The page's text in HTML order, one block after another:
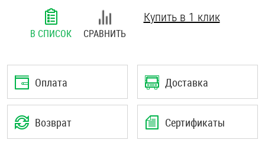
В СПИСОК СРАВНИТЬ
Купить в 1 клик
Оплата Доставка
Возврат Сертификаты